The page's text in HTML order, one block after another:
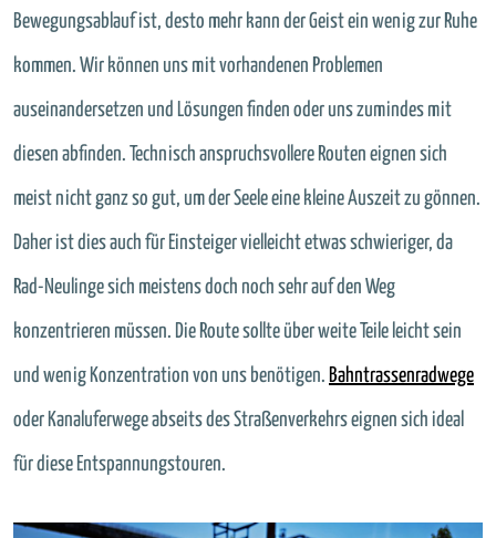
Bewegungsablauf ist, desto mehr kann der Geist ein wenig zur Ruhe
kommen. Wir können uns mit vorhandenen Problemen
auseinandersetzen und Lösungen finden oder uns zumindes mit
diesen abfinden. Technisch anspruchsvollere Routen eignen sich
meist nicht ganz so gut, um der Seele eine kleine Auszeit zu gönnen.
Daher ist dies auch für Einsteiger vielleicht etwas schwieriger, da
Rad-Neulinge sich meistens doch noch sehr auf den Weg
konzentrieren müssen. Die Route sollte über weite Teile leicht sein
und wenig Konzentration von uns benötigen. Bahntrassenradwege
oder Kanaluferwege abseits des Straßenverkehrs eignen sich ideal
für diese Entspannungstouren.